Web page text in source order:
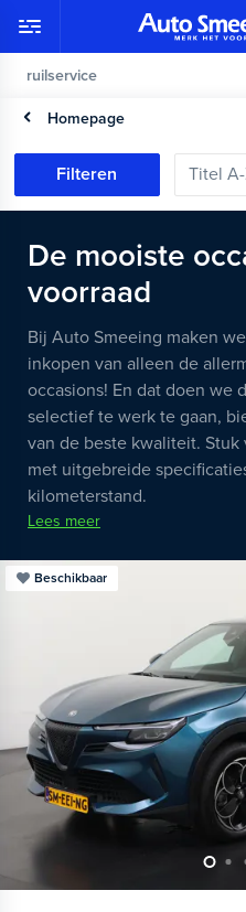
Homepage
Filteren
De mooiste
voorraad
Bij Auto Smeeing maken
inkopen van alleen de
occasions! En dat doen we
selectief te werk te gaan,
van de beste kwaliteit.
met uitgebreide
kilometerstand.
Lees meer
Beschikbaar